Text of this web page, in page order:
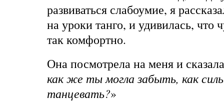
развиваться слабоумие, я
на уроки танго, и удивилась, что
так комфортно.
Она посмотрела на меня и
как же ты могла забыть, как
танцевать?»